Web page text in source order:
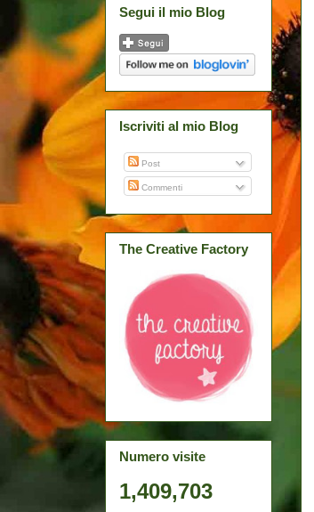
Segui il mio Blog
Iscriviti al mio Blog
Post
Commenti
The Creative Factory
Numero visite
1,409,703